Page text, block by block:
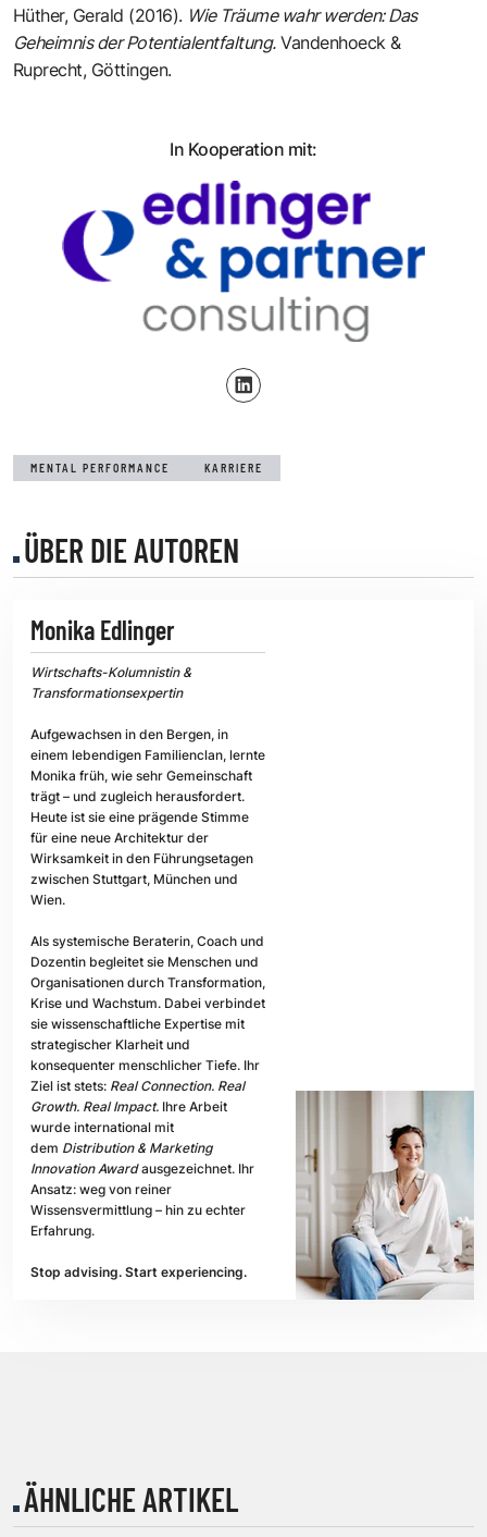
Hüther, Gerald (2016). Wie Träume wahr werden: Das
Geheimnis der Potentialentfaltung. Vandenhoeck &
Ruprecht, Göttingen.
In Kooperation mit:
MENTAL PERFORMANCE KARRIERE
ÜBER DIE AUTOREN
Monika Edlinger
Wirtschafts-Kolumnistin &
Transformationsexpertin
Aufgewachsen in den Bergen, in
einem lebendigen Familienclan, lernte
Monika früh, wie sehr Gemeinschaft
trägt – und zugleich herausfordert.
Heute ist sie eine prägende Stimme
für eine neue Architektur der
Wirksamkeit in den Führungsetagen
zwischen Stuttgart, München und
Wien.
Als systemische Beraterin, Coach und
Dozentin begleitet sie Menschen und
Organisationen durch Transformation,
Krise und Wachstum. Dabei verbindet
sie wissenschaftliche Expertise mit
strategischer Klarheit und
konsequenter menschlicher Tiefe. Ihr
Ziel ist stets: Real Connection. Real
Growth. Real Impact. Ihre Arbeit
wurde international mit
dem Distribution & Marketing
Innovation Awardausgezeichnet. Ihr
Ansatz: weg von reiner
Wissensvermittlung – hin zu echter
Erfahrung.
Stop advising. Start experiencing.
ÄHNLICHE ARTIKEL